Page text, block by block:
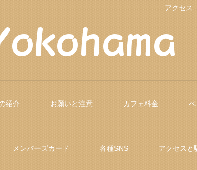
アクセス
紹介 お願いと注意 カフェ料金
メンバーズカード 各種SNS アクセスと